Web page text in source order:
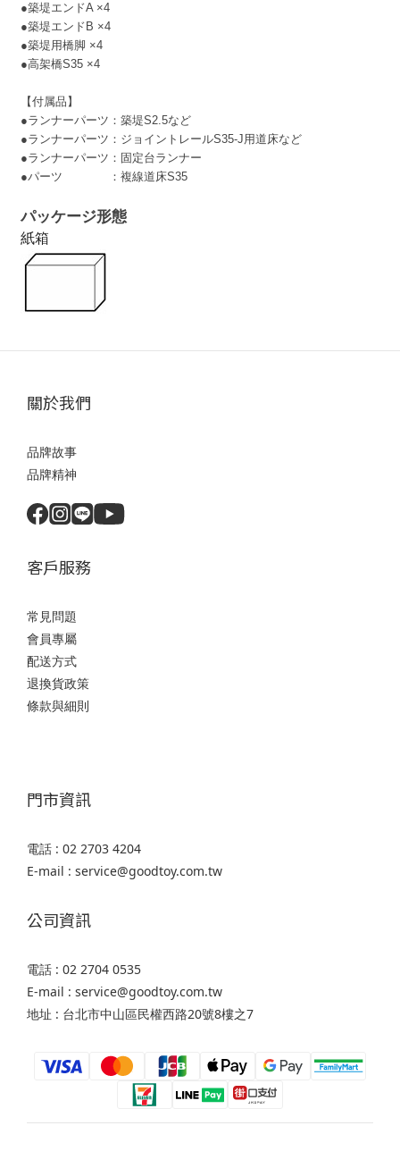
●築堤エンドA ×4
●築堤エンドB ×4
●築堤用橋脚 ×4
●高架橋S35 ×4
【付属品】
●ランナーパーツ：築堤S2.5など
●ランナーパーツ：ジョイントレールS35-J用道床など
●ランナーパーツ：固定台ランナー
●パーツ ：複線道床S35
パッケージ形態
紙箱
關於我們
品牌故事
品牌精神
客戶服務
常見問題
會員專屬
配送方式
退換貨政策
條款與細則
門市資訊
電話 : 02 2703 4204
E-mail : service@goodtoy.com.tw
公司資訊
電話 : 02 2704 0535
E-mail : service@goodtoy.com.tw
地址 : 台北市中山區民權西路20號8樓之7